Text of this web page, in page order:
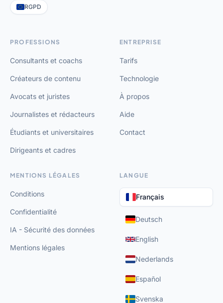
RGPD
PROFESSIONS
Consultants et coachs
Créateurs de contenu
Avocats et juristes
Journalistes et rédacteurs
Étudiants et universitaires
Dirigeants et cadres
ENTREPRISE
Tarifs
Technologie
À propos
Aide
Contact
MENTIONS LÉGALES
Conditions
Confidentialité
IA - Sécurité des données
Mentions légales
LANGUE
Français
Deutsch
English
Nederlands
Español
Svenska